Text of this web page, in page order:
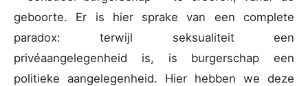
geboorte. Er is hier sprake van een complete
paradox: terwijl seksualiteit een
privéaangelegenheid is, is burgerschap een
politieke aangelegenheid. Hier hebben we deze